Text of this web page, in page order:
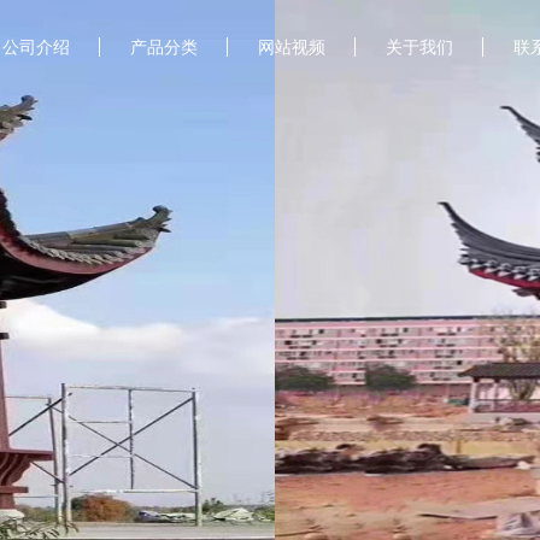
公司介绍 产品分类 网站视频 关于我们 联